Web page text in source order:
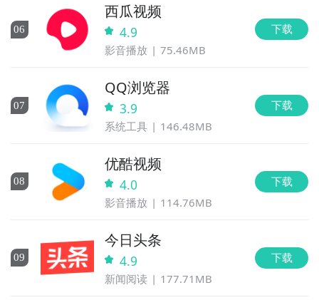
06
西瓜视频
4.9
影音播放 75.46MB
下载
07
QQ浏览器
3.9
系统工具 146.48MB
下载
08
优酷视频
4.0
影音播放 114.76MB
下载
09
今日头条
4.9
新闻阅读 177.71MB
下载